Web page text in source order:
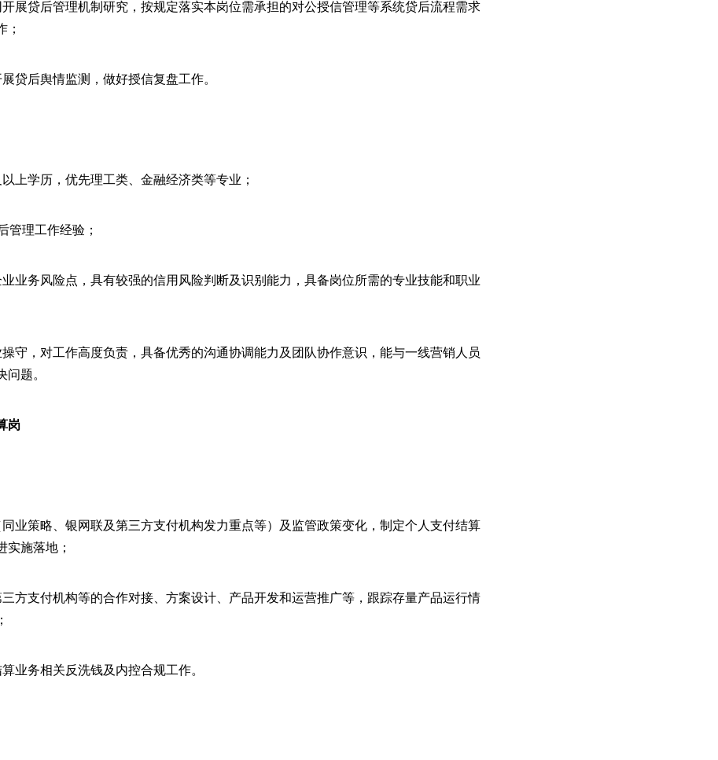
展贷后管理机制研究，按规定落实本岗位需承担的对公授信管理等系统贷后流程需求
贷后舆情监测，做好授信复盘工作。
上学历，优先理工类、金融经济类等专业；
管理工作经验；
业务风险点，具有较强的信用风险判断及识别能力，具备岗位所需的专业技能和职业
守，对工作高度负责，具备优秀的沟通协调能力及团队协作意识，能与一线营销人员
题。
岗
业策略、银网联及第三方支付机构发力重点等）及监管政策变化，制定个人支付结算
实施落地；
方支付机构等的合作对接、方案设计、产品开发和运营推广等，跟踪存量产品运行情
业务相关反洗钱及内控合规工作。